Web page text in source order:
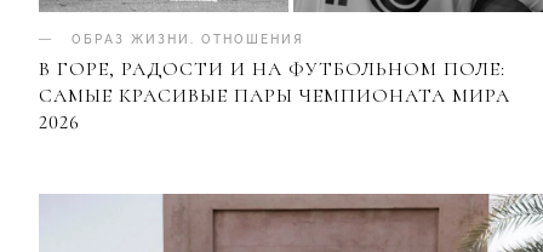
ОБРАЗ ЖИЗНИ . ОТНОШЕНИЯ
В ГОРЕ, РАДОСТИ И НА ФУТБОЛЬНОМ ПОЛЕ:
САМЫЕ КРАСИВЫЕ ПАРЫ ЧЕМПИОНАТА МИРА
2026